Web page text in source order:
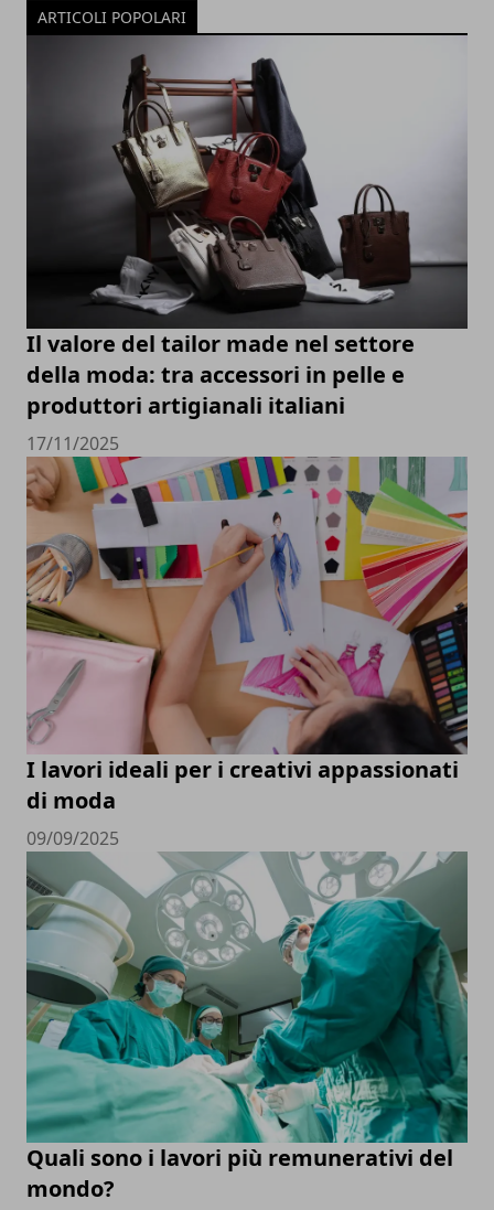
ARTICOLI POPOLARI
Il valore del tailor made nel settore
della moda: tra accessori in pelle e
produttori artigianali italiani
17/11/2025
I lavori ideali per i creativi appassionati
di moda
09/09/2025
Quali sono i lavori più remunerativi del
mondo?